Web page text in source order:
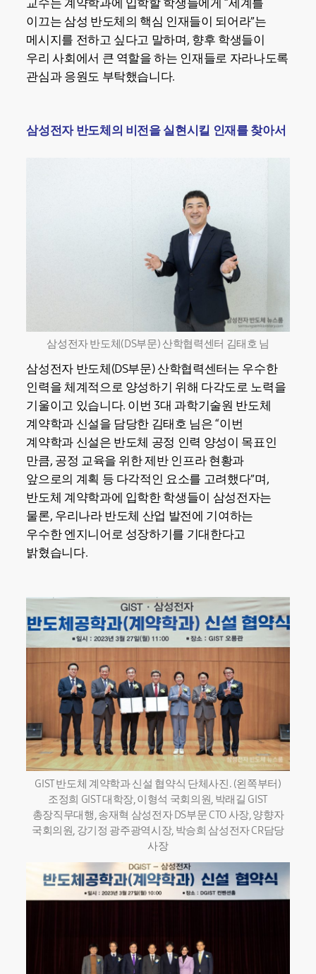
교수는 계약학과에 입학할 학생들에게 “세계를
이끄는 삼성 반도체의 핵심 인재들이 되어라”는
메시지를 전하고 싶다고 말하며, 향후 학생들이
우리 사회에서 큰 역할을 하는 인재들로 자라나도록
관심과 응원도 부탁했습니다.
삼성전자 반도체의 비전을 실현시킬 인재를 찾아서
삼성전자 반도체(DS부문) 산학협력센터 김태호 님
삼성전자 반도체(DS부문) 산학협력센터는 우수한
인력을 체계적으로 양성하기 위해 다각도로 노력을
기울이고 있습니다. 이번 3대 과학기술원 반도체
계약학과 신설을 담당한 김태호 님은 “이번
계약학과 신설은 반도체 공정 인력 양성이 목표인
만큼, 공정 교육을 위한 제반 인프라 현황과
앞으로의 계획 등 다각적인 요소를 고려했다”며,
반도체 계약학과에 입학한 학생들이 삼성전자는
물론, 우리나라 반도체 산업 발전에 기여하는
우수한 엔지니어로 성장하기를 기대한다고
밝혔습니다.
GIST 반도체 계약학과 신설 협약식 단체사진. (왼쪽부터)
조정희 GIST 대학장, 이형석 국회의원, 박래길 GIST
총장직무대행, 송재혁 삼성전자 DS부문 CTO 사장, 양향자
국회의원, 강기정 광주광역시장, 박승희 삼성전자 CR담당
사장